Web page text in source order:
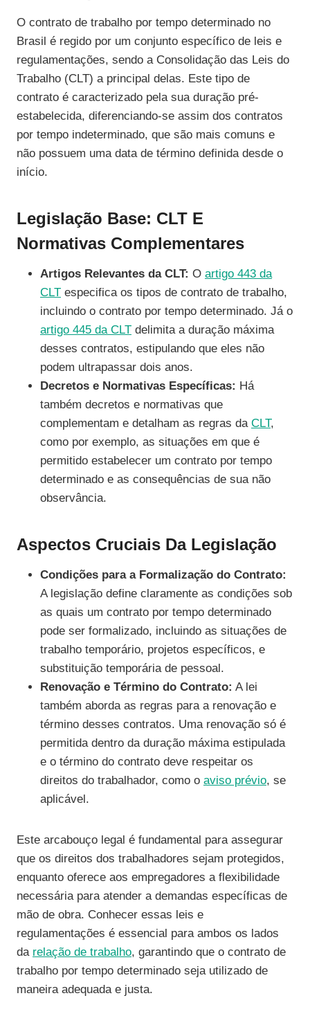
O contrato de trabalho por tempo determinado no
Brasil é regido por um conjunto específico de leis e
regulamentações, sendo a Consolidação das Leis do
Trabalho (CLT) a principal delas. Este tipo de
contrato é caracterizado pela sua duração pré-
estabelecida, diferenciando-se assim dos contratos
por tempo indeterminado, que são mais comuns e
não possuem uma data de término definida desde o
início.
Legislação Base: CLT E
Normativas Complementares
Artigos Relevantes da CLT: O artigo 443 da
CLT especifica os tipos de contrato de trabalho,
incluindo o contrato por tempo determinado. Já o
artigo 445 da CLT delimita a duração máxima
desses contratos, estipulando que eles não
podem ultrapassar dois anos.
Decretos e Normativas Específicas: Há
também decretos e normativas que
complementam e detalham as regras da CLT,
como por exemplo, as situações em que é
permitido estabelecer um contrato por tempo
determinado e as consequências de sua não
observância.
Aspectos Cruciais Da Legislação
Condições para a Formalização do Contrato:
A legislação define claramente as condições sob
as quais um contrato por tempo determinado
pode ser formalizado, incluindo as situações de
trabalho temporário, projetos específicos, e
substituição temporária de pessoal.
Renovação e Término do Contrato: A lei
também aborda as regras para a renovação e
término desses contratos. Uma renovação só é
permitida dentro da duração máxima estipulada
e o término do contrato deve respeitar os
direitos do trabalhador, como o aviso prévio, se
aplicável.
Este arcabouço legal é fundamental para assegurar
que os direitos dos trabalhadores sejam protegidos,
enquanto oferece aos empregadores a flexibilidade
necessária para atender a demandas específicas de
mão de obra. Conhecer essas leis e
regulamentações é essencial para ambos os lados
da relação de trabalho, garantindo que o contrato de
trabalho por tempo determinado seja utilizado de
maneira adequada e justa.